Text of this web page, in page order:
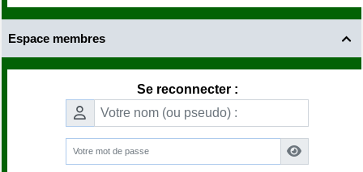

Espace membres
Se reconnecter :